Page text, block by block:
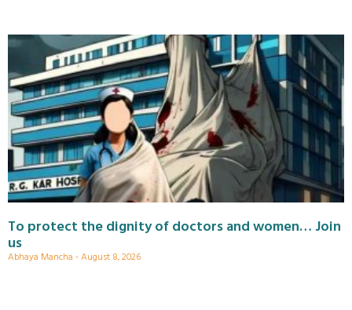
To protect the dignity of doctors and women… Join
us
Abhaya Mancha August 8, 2026